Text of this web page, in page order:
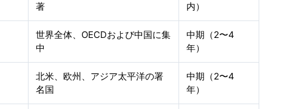
著
内）
世界全体、OECDおよび中国に集
中
中期（2〜4
年）
北米、欧州、アジア太平洋の署
名国
中期（2〜4
年）